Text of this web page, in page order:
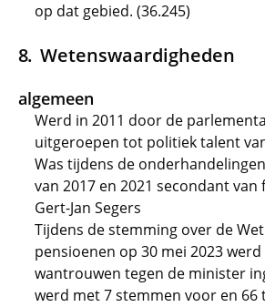
op dat gebied. (36.245)
Wetenswaardigheden
algemeen
Werd in 2011 door de
uitgeroepen tot politiek talent
Was tijdens de
van 2017 en 2021 secondant
Gert-Jan Segers
Tijdens de stemming over de
pensioenen op 30 mei 2023
wantrouwen tegen de minister
werd met 7 stemmen voor en 66